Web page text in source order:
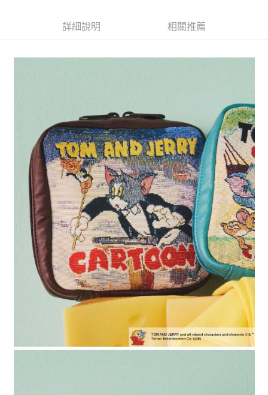
3.實際核准額度、可分期數及費用金額請依後續交易確認頁面所載為準。
2.透過簡訊連結打開帳單後，可選擇「超商條碼／台灣大直營門市／銀行轉
帳／街口支付／iPASS MONEY」等通路繳費。
【注意事項】
1.本服務係由「台灣大哥大股份有限公司」（以下簡稱本公司）所提供，讓
用戶於交易時，得透過本服務購買商品或服務，並由商店將買賣／分期付款
買賣價金債權讓與本公司後，依約使用本公司帳單繳交帳款。
2.基於同意付款使用「大哥付你分期」之契約關係目的，商店將以您的個人
資料（包含姓名、電話或地址）提供予台灣大哥大進項蒐集、處理及利用，
由本公司與您本人進行分期帳單所需資料之確認、核對及更正。
3.完整用戶服務條款，請詳閱以下連結：https://oppay.tw/userRule
AFTEE先享後付是「在收到商品之後才付款」的支付方式。 讓您購物簡單便
２．便利：只要手機號碼，簡訊認證，即可結帳。
１．於結帳方式選擇「AFTEE先享後付」後，將跳轉至「AFTEE先享後付」
結帳頁面，進行簡訊認證並確認金額後，即可完成結帳。
２．訂單成立數日內，您將收到繳費通知簡訊。
３．收到繳費通知簡訊後14天內，點擊此簡訊中的連結，可透過四大超商／
ATM／網路銀行／等多元方式進行付款，方視為交易完成。
※ 請注意：結帳手續完成當下不需立刻繳費，但若您需要取消訂單，請聯絡
購買商品的店家。未經商家同意取消之訂單仍視為有效，需透過AFTEE先享
後付繳納相關費用。
※ 交易是否成功請以「AFTEE先享後付 」之結帳頁面顯示為準，若有關於
是否繳費成功／繳費後需取消欲退款等相關疑問，請聯繫「AFTEE先享後付
客戶支援中心」https://netprotections.freshdesk.com/support/home
【注意事項】
１．透過由恩沛科技股份有限公司提供之「AFTEE先享後付」服務完成之交
易，需依本服務之必要範圍內提供個人資料，並將交易相關給付款項請求債
權轉讓予恩沛科技股份有限公司。
２．關於個人資料處理事宜，請瀏覽以下網址：https://aftee.tw/terms/#terms3
３．未成年的使用者請事先徵得法定代理人或監護人之同意方可使用
「AFTEE先享後付」，若未經同意申辦者引起之損失，本公司不負相關責
４．使用「AFTEE先享後付」時，將依據個別帳號之用戶狀況，依本公司即
時審查核予不同之上限額度；若仍有額度不足之情形，本公司將視審查結果
５．嚴禁一人註冊多個帳號或使用他人資訊註冊。若發現惡意使用之情形，
7-11 取貨付款
每筆NT$80，滿NT$1,500(含以上)免運費
付款後 7-11取貨
每筆NT$80，滿NT$1,500(含以上)免運費
每筆NT$80，滿NT$1,500(含以上)免運費
詳細說明 相關推薦